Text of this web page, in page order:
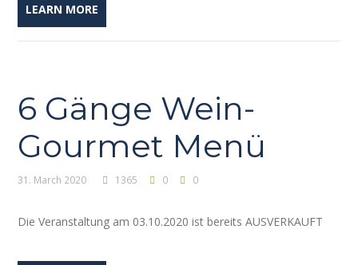
LEARN MORE
6 Gänge Wein-
Gourmet Menü
31. March 2020 1365 0 0
Die Veranstaltung am 03.10.2020 ist bereits AUSVERKAUFT